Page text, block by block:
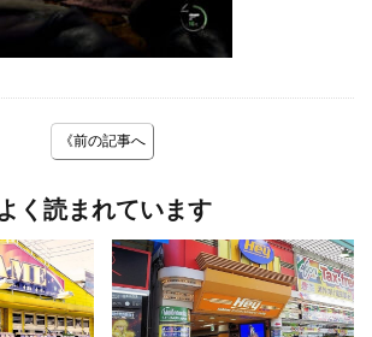
《前の記事へ
く読まれています